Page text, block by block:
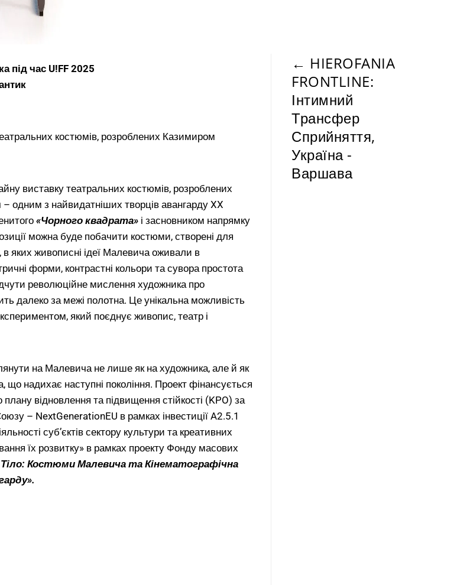
під час U!FF 2025
костюмів, розроблених Казимиром
виставку театральних костюмів, розроблених
одним з найвидатніших творців авангарду XX
«Чорного квадрата» і засновником напрямку
можна буде побачити костюми, створені для
яких живописні ідеї Малевича оживали в
форми, контрастні кольори та сувора простота
революційне мислення художника про
далеко за межі полотна. Це унікальна можливість
який поєднує живопис, театр і
на Малевича не лише як на художника, але й як
що надихає наступні покоління. Проект фінансується
відновлення та підвищення стійкості (KPO) за
– NextGenerationEU в рамках інвестиції A2.5.1
суб’єктів сектору культури та креативних
їх розвитку» в рамках проекту Фонду масових
Костюми Малевича та Кінематографічна
← HIEROFANIA
FRONTLINE:
Інтимний
Трансфер
Сприйняття,
Україна -
Варшава